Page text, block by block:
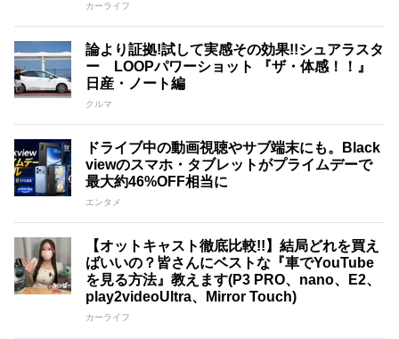
カーライフ
論より証拠!試して実感その効果!!シュアラスタ
ー LOOPパワーショット 『ザ・体感！！』
日産・ノート編
クルマ
ドライブ中の動画視聴やサブ端末にも。Black
viewのスマホ・タブレットがプライムデーで
最大約46%OFF相当に
エンタメ
【オットキャスト徹底比較!!】結局どれを買え
ばいいの？皆さんにベストな『車でYouTube
を見る方法』教えます(P3 PRO、nano、E2、
play2videoUltra、Mirror Touch)
カーライフ